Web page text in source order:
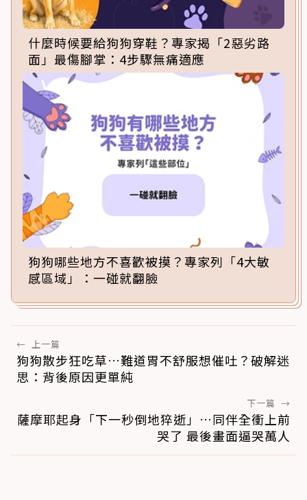
什麼時候要給狗狗穿鞋？專家揭「2惡劣路
面」最傷腳掌：4步驟無痛適應
狗狗哪些地方不喜歡被摸？專家列「4大敏
感區域」：一碰就翻臉
← 上一篇
狗狗散步狂吃草…難道胃不舒服想催吐？破解迷
思：背後原因更單純
下一篇 →
薩摩耶起身「下一秒倒地猝逝」…同伴全衝上前
哭了 最後畫面逼哭萬人